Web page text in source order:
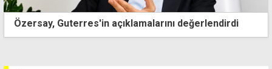
Özersay, Guterres'in açıklamalarını değerlendirdi